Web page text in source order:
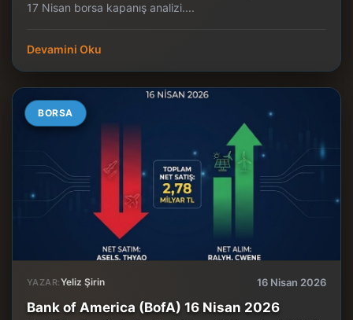
17 Nisan borsa kapanış analizi....
Devamini Oku
BORSA
YAZAR:Yeliz Şirin 16 Nisan 2026
Bank of America (BofA) 16 Nisan 2026